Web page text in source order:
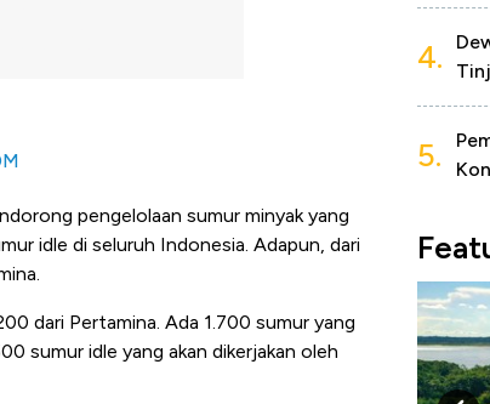
pengelolaan sumur minyak yang
idle di seluruh Indonesia. Adapun, dari
dari Pertamina. Ada 1.700 sumur yang
sumur idle yang akan dikerjakan oleh
4.
5.